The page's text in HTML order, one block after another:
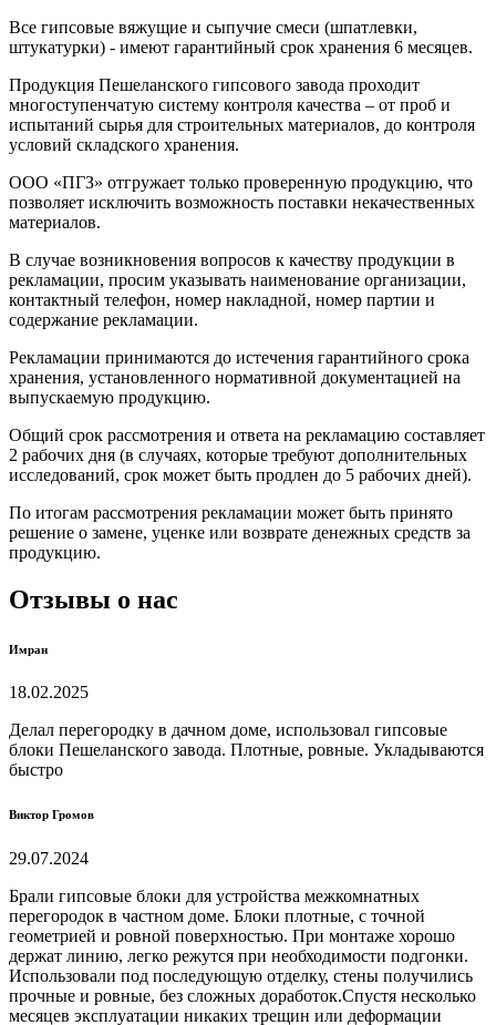
Все гипсовые вяжущие и сыпучие смеси (шпатлевки,
штукатурки) - имеют гарантийный срок хранения 6 месяцев.
Продукция Пешеланского гипсового завода проходит
многоступенчатую систему контроля качества – от проб и
испытаний сырья для строительных материалов, до контроля
условий складского хранения.
ООО «ПГЗ» отгружает только проверенную продукцию, что
позволяет исключить возможность поставки некачественных
материалов.
В случае возникновения вопросов к качеству продукции в
рекламации, просим указывать наименование организации,
контактный телефон, номер накладной, номер партии и
содержание рекламации.
Рекламации принимаются до истечения гарантийного срока
хранения, установленного нормативной документацией на
выпускаемую продукцию.
Общий срок рассмотрения и ответа на рекламацию составляет
2 рабочих дня (в случаях, которые требуют дополнительных
исследований, срок может быть продлен до 5 рабочих дней).
По итогам рассмотрения рекламации может быть принято
решение о замене, уценке или возврате денежных средств за
продукцию.
Отзывы о нас
Имран
18.02.2025
Делал перегородку в дачном доме, использовал гипсовые
блоки Пешеланского завода. Плотные, ровные. Укладываются
быстро
Виктор Громов
29.07.2024
Брали гипсовые блоки для устройства межкомнатных
перегородок в частном доме. Блоки плотные, с точной
геометрией и ровной поверхностью. При монтаже хорошо
держат линию, легко режутся при необходимости подгонки.
Использовали под последующую отделку, стены получились
прочные и ровные, без сложных доработок.Спустя несколько
месяцев эксплуатации никаких трещин или деформации